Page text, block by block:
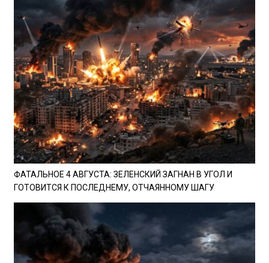
ФАТАЛЬНОЕ 4 АВГУСТА: ЗЕЛЕНСКИЙ ЗАГНАН В УГОЛ И
ГОТОВИТСЯ К ПОСЛЕДНЕМУ, ОТЧАЯННОМУ ШАГУ